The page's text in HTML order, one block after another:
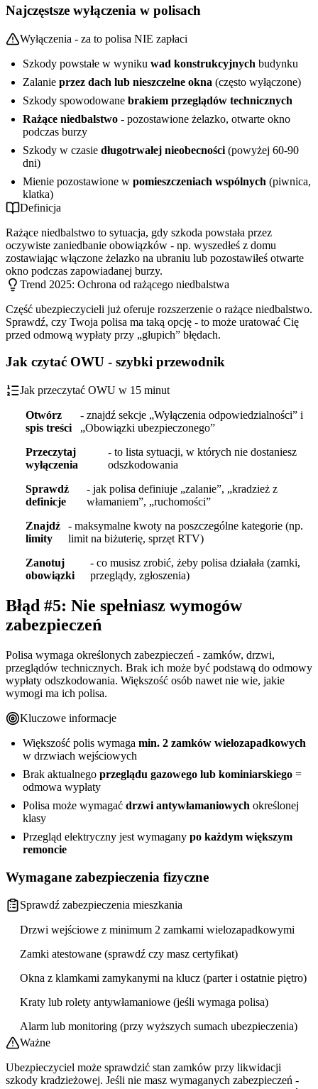
Najczęstsze wyłączenia w polisach
Wyłączenia - za to polisa NIE zapłaci
Szkody powstałe w wyniku wad konstrukcyjnych budynku
Zalanie przez dach lub nieszczelne okna (często wyłączone)
Szkody spowodowane brakiem przeglądów technicznych
Rażące niedbalstwo - pozostawione żelazko, otwarte okno
podczas burzy
Szkody w czasie długotrwałej nieobecności (powyżej 60-90
dni)
Mienie pozostawione w pomieszczeniach wspólnych (piwnica,
klatka)
Definicja
Rażące niedbalstwo to sytuacja, gdy szkoda powstała przez
oczywiste zaniedbanie obowiązków - np. wyszedłeś z domu
zostawiając włączone żelazko na ubraniu lub pozostawiłeś otwarte
okno podczas zapowiadanej burzy.
Trend 2025: Ochrona od rażącego niedbalstwa
Część ubezpieczycieli już oferuje rozszerzenie o rażące niedbalstwo.
Sprawdź, czy Twoja polisa ma taką opcję - to może uratować Cię
przed odmową wypłaty przy „głupich” błędach.
Jak czytać OWU - szybki przewodnik
Jak przeczytać OWU w 15 minut
Otwórz
spis treści
- znajdź sekcje „Wyłączenia odpowiedzialności” i
„Obowiązki ubezpieczonego”
Przeczytaj
wyłączenia
- to lista sytuacji, w których nie dostaniesz
odszkodowania
Sprawdź
definicje
- jak polisa definiuje „zalanie”, „kradzież z
włamaniem”, „ruchomości”
Znajdź
limity
- maksymalne kwoty na poszczególne kategorie (np.
limit na biżuterię, sprzęt RTV)
Zanotuj
obowiązki
- co musisz zrobić, żeby polisa działała (zamki,
przeglądy, zgłoszenia)
Błąd #5: Nie spełniasz wymogów
zabezpieczeń
Polisa wymaga określonych zabezpieczeń - zamków, drzwi,
przeglądów technicznych. Brak ich może być podstawą do odmowy
wypłaty odszkodowania. Większość osób nawet nie wie, jakie
wymogi ma ich polisa.
Kluczowe informacje
Większość polis wymaga min. 2 zamków wielozapadkowych
w drzwiach wejściowych
Brak aktualnego przeglądu gazowego lub kominiarskiego =
odmowa wypłaty
Polisa może wymagać drzwi antywłamaniowych określonej
klasy
Przegląd elektryczny jest wymagany po każdym większym
remoncie
Wymagane zabezpieczenia fizyczne
Sprawdź zabezpieczenia mieszkania
Drzwi wejściowe z minimum 2 zamkami wielozapadkowymi
Zamki atestowane (sprawdź czy masz certyfikat)
Okna z klamkami zamykanymi na klucz (parter i ostatnie piętro)
Kraty lub rolety antywłamaniowe (jeśli wymaga polisa)
Alarm lub monitoring (przy wyższych sumach ubezpieczenia)
Ważne
Ubezpieczyciel może sprawdzić stan zamków przy likwidacji
szkody kradzieżowej. Jeśli nie masz wymaganych zabezpieczeń -